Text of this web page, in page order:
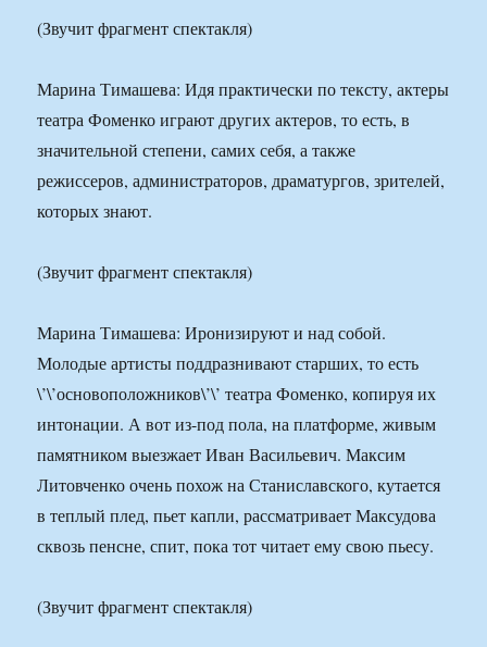
(Звучит фрагмент спектакля)
Марина Тимашева: Идя практически по тексту, актеры
театра Фоменко играют других актеров, то есть, в
значительной степени, самих себя, а также
режиссеров, администраторов, драматургов, зрителей,
которых знают.
(Звучит фрагмент спектакля)
Марина Тимашева: Иронизируют и над собой.
Молодые артисты поддразнивают старших, то есть
\’\’основоположников\’\’ театра Фоменко, копируя их
интонации. А вот из-под пола, на платформе, живым
памятником выезжает Иван Васильевич. Максим
Литовченко очень похож на Станиславского, кутается
в теплый плед, пьет капли, рассматривает Максудова
сквозь пенсне, спит, пока тот читает ему свою пьесу.
(Звучит фрагмент спектакля)